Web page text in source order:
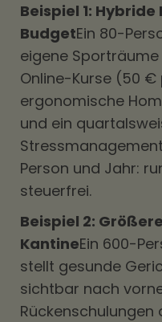
Beispiel 1:
BudgetEin 80-
eigene
Online-Kurse (50
ergonomische
und ein
Person und Jahr:
steuerfrei.
Beispiel 2:
KantineEin 600-
stellt gesunde
sichtbar nach
Rückenschulungen